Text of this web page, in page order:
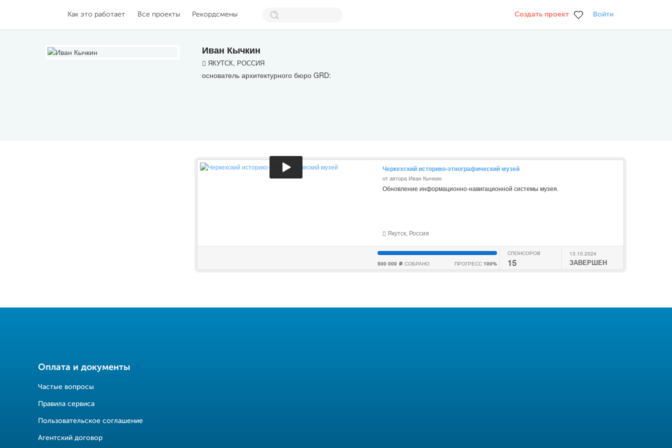
Как это работает Все проекты Рекордсмены Создать проект Войти
Иван Кычкин
ЯКУТСК, РОССИЯ
основатель архитектурного бюро GRD:
Черкехский историко-этнографический музей
от автора Иван Кычкин
Обновление информационно-навигационной системы музея.
Якутск, Россия
500 000 c СОБРАНО ПРОГРЕСС 100%
СПОНСОРОВ
15
13.10.2024
ЗАВЕРШЕН
Оплата и документы
Частые вопросы
Правила сервиса
Пользовательское соглашение
Агентский договор